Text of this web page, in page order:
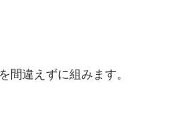
間違えずに組みます。